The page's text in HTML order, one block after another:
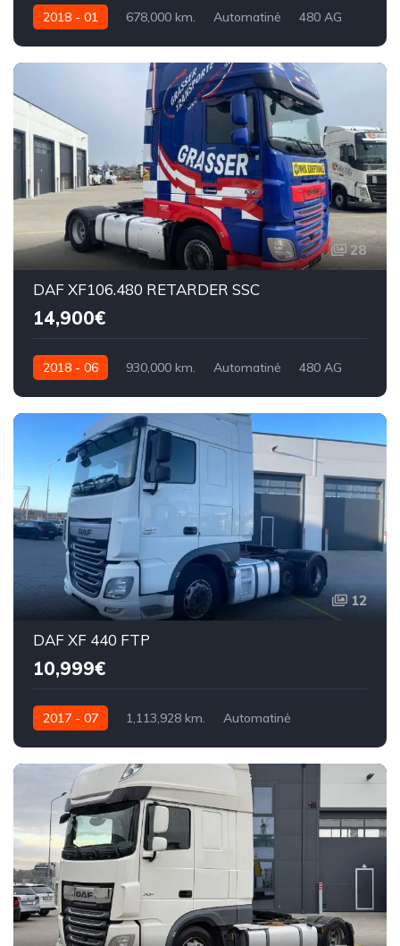
2018 - 01 678,000 km. Automatinė 480 AG
28
DAF XF106.480 RETARDER SSC
14,900€
2018 - 06 930,000 km. Automatinė 480 AG
12
DAF XF 440 FTP
10,999€
2017 - 07 1,113,928 km.
Automatinė